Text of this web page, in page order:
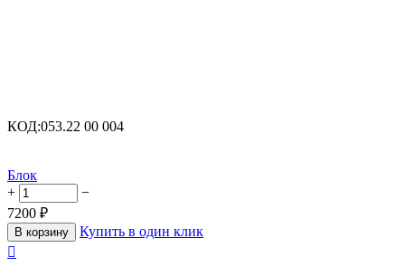
КОД:053.22 00 004
Блок
+
−
7200 ₽
В корзину
Купить в один клик
